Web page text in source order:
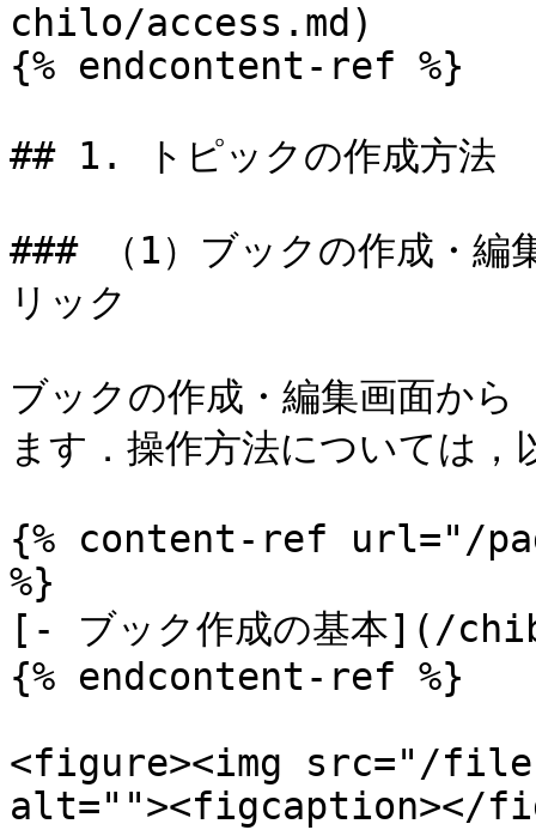
chilo/access.md)
{% endcontent-ref %}
## 1. トピックの作成方法
### （1）ブックの作成・編
リック
ブックの作成・編集画面か
ます．操作方法については
{% content-ref url="/
%}
[- ブック作成の基本](/
{% endcontent-ref %}
<figure><img src="/files/
alt=""><figcaption></